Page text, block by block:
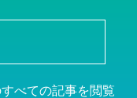
べての記事を閲覧